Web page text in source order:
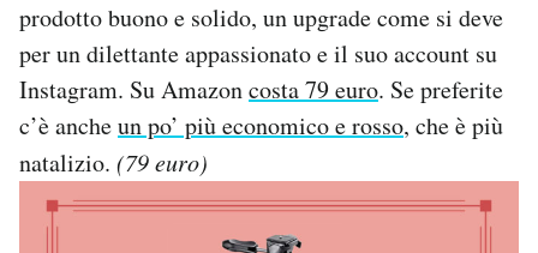
prodotto buono e solido, un upgrade come si deve
per un dilettante appassionato e il suo account su
Instagram. Su Amazoncosta 79 euro. Se preferite
c’è ancheun po’ più economico e rosso, che è più
natalizio. (79 euro)